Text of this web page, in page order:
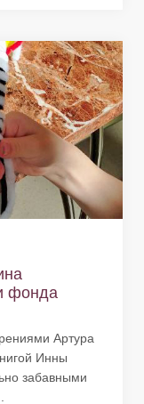
фонда
Артура
Инны
забавными